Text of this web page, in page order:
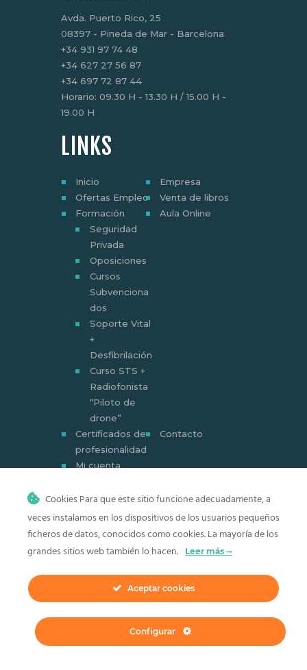
Avda. Puerto Rico, 25
08397 - Pineda de Mar - Barcelona
‎+34 931 97 74 48
+34 627 27 56 87
+34 697 72 87 44
Horario: 09.30 H - 13.30 H / 15.00 H -
19.00 H
LINKS
Inicio
Empresa
Ofertas Empleo
Venta de libros
Formación
Seguridad
Privada
Oposiciones
Cursos
Subvenciona
dos
Soporte Vital
+
Desfibrilación
Curso STS +
Radiofonista
“Piloto de
drone”
Aula Online
Certificados de
profesionalidad
Contacto
Mi cuenta
CEM Centro de estudios Maresme ©
2026. Todos los derechos reservados.
Cookies Para que este sitio funcione adecuadamente, a
veces instalamos en los dispositivos de los usuarios pequeños
ficheros de datos, conocidos como cookies. La mayoría de los
grandes sitios web también lo hacen.
Leer más
Aceptar cookies
Configurar